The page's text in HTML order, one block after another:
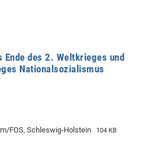
Ende des 2. Weltkrieges und
Nationalsozialismus
FOS, Schleswig-Holstein 104 KB